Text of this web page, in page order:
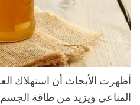
أظهرت الأبحاث أن استهلاك
المناعي ويزيد من طاقة